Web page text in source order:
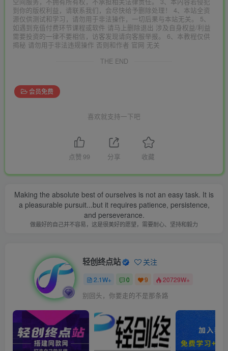
到你的版权利益，请联系我们，会尽快给予删除处理！ 4、本站全资
源仅供测试和学习，请勿用于非法操作，一切后果与本站无关。 5、
如遇到充值付费环节课程或软件 请马上删除退出 涉及自身权益/利益
需要投资的一律不要相信，访客发现请向客服举报。 6、本教程仅供
揭秘 请勿用于非法违规操作 否则和作者 官网 无关
THE END
会员免费
喜欢就支持一下吧
点赞 99 分享 收藏
Making the absolute best of ourselves is not an easy task. It is
a pleasurable pursuit...but it requires patience, persistence,
and perseverance.
做最好的自己并不容易，这是很美好的愿望，需要耐心、坚持和毅力
轻创终点站 关注
2.1W+ 0 9 20729W+
别回头，你要走的不是那条路